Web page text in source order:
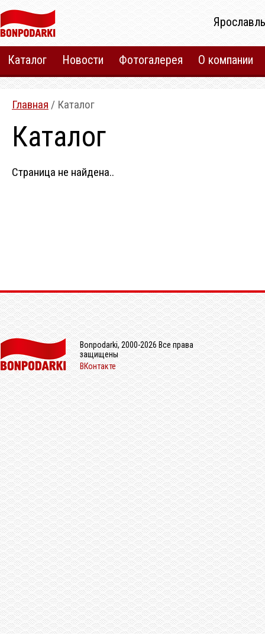
Каталог Новости Фотогалерея О компании
Главная / Каталог
Каталог
Страница не найдена..
Bonpodarki, 2000-2026 Все права
защищены
ВКонтакте